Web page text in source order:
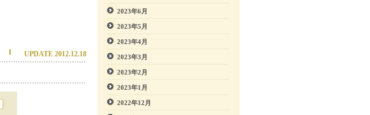
UPDATE 2012.12.18
2023年6月
2023年5月
2023年4月
2023年3月
2023年2月
2023年1月
2022年12月